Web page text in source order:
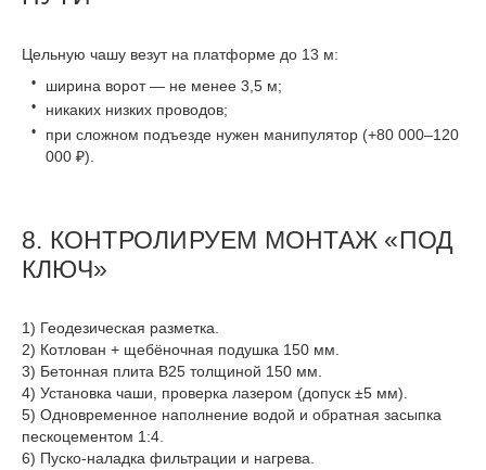
Цельную чашу везут на платформе до 13 м:
ширина ворот — не менее 3,5 м;
никаких низких проводов;
при сложном подъезде нужен манипулятор (+80 000–120
000 ₽).
8. КОНТРОЛИРУЕМ МОНТАЖ «ПОД
КЛЮЧ»
Геодезическая разметка.
Котлован + щебёночная подушка 150 мм.
Бетонная плита B25 толщиной 150 мм.
Установка чаши, проверка лазером (допуск ±5 мм).
Одновременное наполнение водой и обратная засыпка
пескоцементом 1:4.
Пуско-наладка фильтрации и нагрева.